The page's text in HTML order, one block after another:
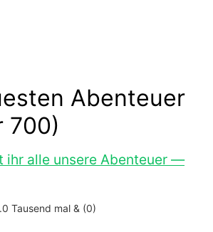
Abenteuer
700)
alle unsere Abenteuer —
Tausend mal & (0)